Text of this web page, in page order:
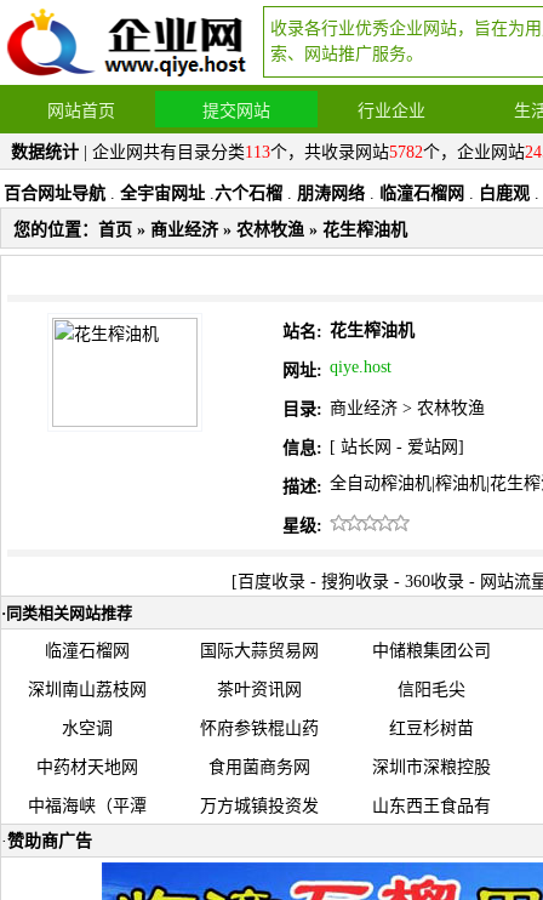
收录各行业优秀企业网站，旨在为
索、网站推广服务。
网站首页 提交网站 行业企业 生
数据统计 | 企业网共有目录分类113个，共收录网站5782个，企业网站
百合网址导航 . 全宇宙网址 .六个石榴 . 朋涛网络 . 临潼石榴网 . 白鹿观 .
您的位置： 首页 » 商业经济» 农林牧渔 » 花生榨油机
站名: 花生榨油机
网址: qiye.host
目录: 商业经济 > 农林牧渔
信息: [ 站长网 - 爱站网 ]
描述: 全自动榨油机|榨油机|花生
星级:
[ 百度收录 - 搜狗收录 - 360收录 - 网站流
· 同类相关网站推荐
临潼石榴网 国际大蒜贸易网 中储粮集团公司
深圳南山荔枝网 茶叶资讯网 信阳毛尖
水空调 怀府参铁棍山药 红豆杉树苗
中药材天地网 食用菌商务网 深圳市深粮控股
中福海峡（平潭 万方城镇投资发
山东西王食品有
·赞助商广告